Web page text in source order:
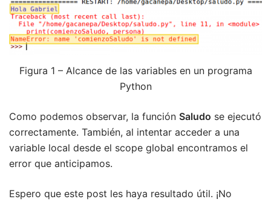
Figura 1 – Alcance de las variables en un programa
Python
Como podemos observar, la función Saludo se ejecutó
correctamente. También, al intentar acceder a una
variable local desde el scope global encontramos el
error que anticipamos.
Espero que este post les haya resultado útil. ¡No